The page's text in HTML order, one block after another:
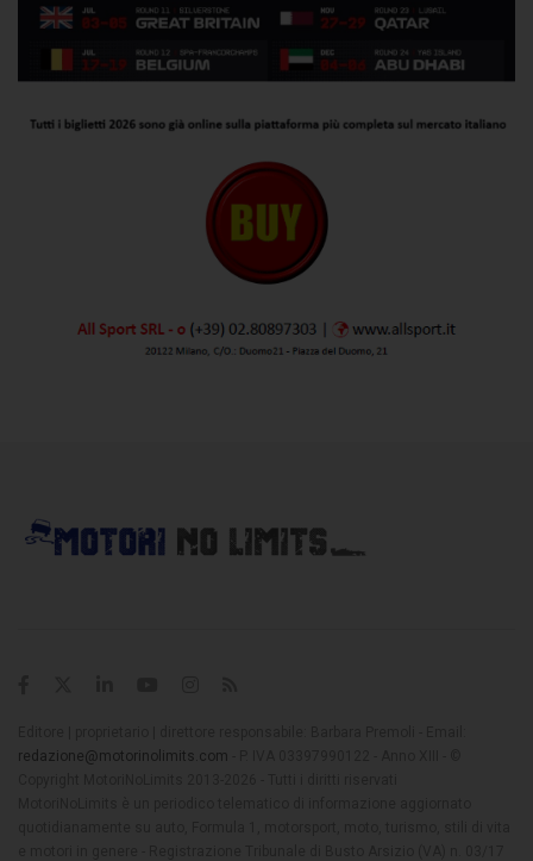
redazione@motorinolimits.com